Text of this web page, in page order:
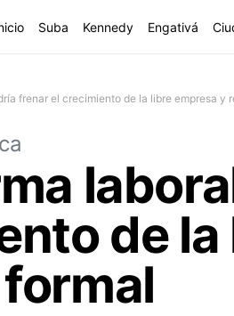
Suba Kennedy Engativá
frenar el crecimiento de la libre empresa y
de